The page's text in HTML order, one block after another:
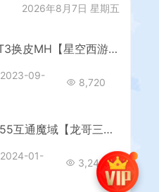
2026年8月7日 星期五
MT3换皮MH【星空西游】最新整理独家手工端+安卓苹果双端+GM后台+详细搭建教程
2023-09-
8,720
1655互通魔域【龙哥三职业复古无心版本】最新整理Win系半手工服务端+本地验证+本地注册+全套工具+详细搭建教程+视频教程
2024-01-
3,244